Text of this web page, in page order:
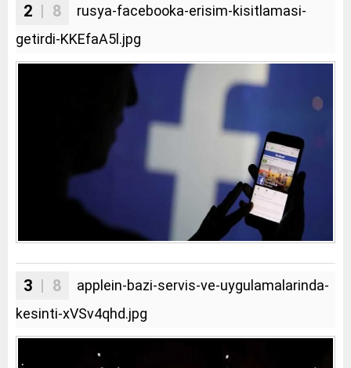
2 | 8
rusya-facebooka-erisim-kisitlamasi-
getirdi-KKEfaA5l.jpg
3 | 8
applein-bazi-servis-ve-uygulamalarinda-
kesinti-xVSv4qhd.jpg